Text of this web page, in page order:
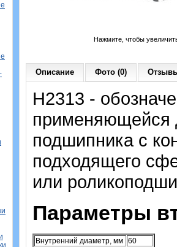
Нажмите, чтобы
Описание Фото (0)
H2313 -
применяющейся
подшипника с
подходящего
или
Параметры
Внутренний диаметр, мм 60